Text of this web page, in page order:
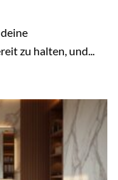
zu halten, und...